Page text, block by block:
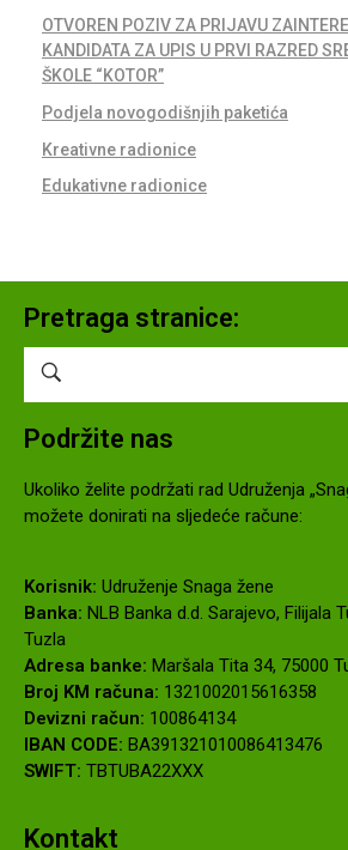
OTVOREN POZIV ZA PRIJAVU
KANDIDATA ZA UPIS U PRVI RAZRED
ŠKOLE “KOTOR”
Podjela novogodišnjih paketića
Kreativne radionice
Edukativne radionice
Pretraga stranice:
Podržite nas
Ukoliko želite podržati rad Udruženja
možete donirati na sljedeće račune:
Korisnik: Udruženje Snaga žene
Banka: NLB Banka d.d. Sarajevo, Filijala
Tuzla
Adresa banke: Maršala Tita 34, 75000
Broj KM računa: 1321002015616358
Devizni račun: 100864134
IBAN CODE: BA391321010086413476
SWIFT: TBTUBA22XXX
Kontakt